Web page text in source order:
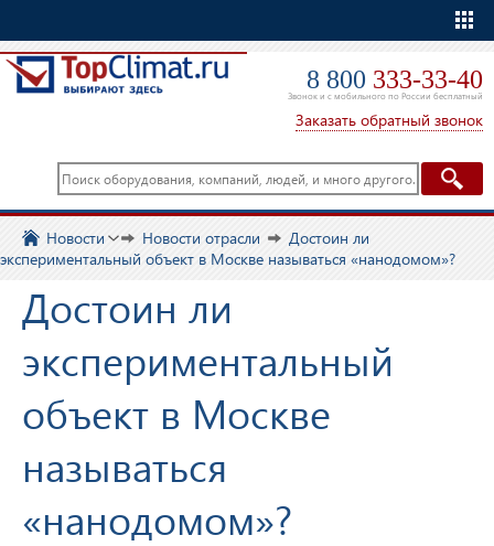
8 800 333-33-40
Звонок и с мобильного по России бесплатный
Заказать обратный звонок
Новости Новости отрасли
Достоин ли
экспериментальный объект в Москве называться «нанодомом»?
Достоин ли
экспериментальный
объект в Москве
называться
«нанодомом»?